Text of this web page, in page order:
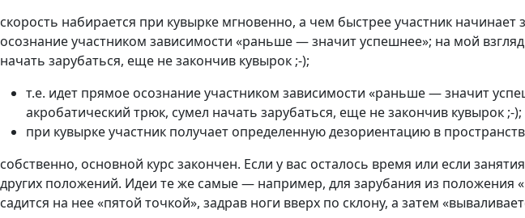
скорость набирается при кувырке мгновенно, а чем быстрее участник
осознание участником зависимости «раньше — значит успешнее»; на мой
начать зарубаться, еще не закончив кувырок ;-);
т.е. идет прямое осознание участником зависимости «раньше — значит
акробатический трюк, сумел начать зарубаться, еще не закончив кувырок ;-);
при кувырке участник получает определенную дезориентацию в
собственно, основной курс закончен. Если у вас осталось время или если
других положений. Идеи те же самые — например, для зарубания из положения
садится на нее «пятой точкой», задрав ноги вверх по склону, а затем